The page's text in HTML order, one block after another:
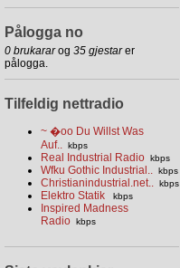
Pålogga no
0 brukararog 35 gjestarer
pålogga.
Tilfeldig nettradio
~ �oo Du Willst Was
Auf.. kbps
Real Industrial Radio kbps
Wfku Gothic Industrial.. kbps
Christianindustrial.net.. kbps
Elektro Statik kbps
Inspired Madness
Radio kbps